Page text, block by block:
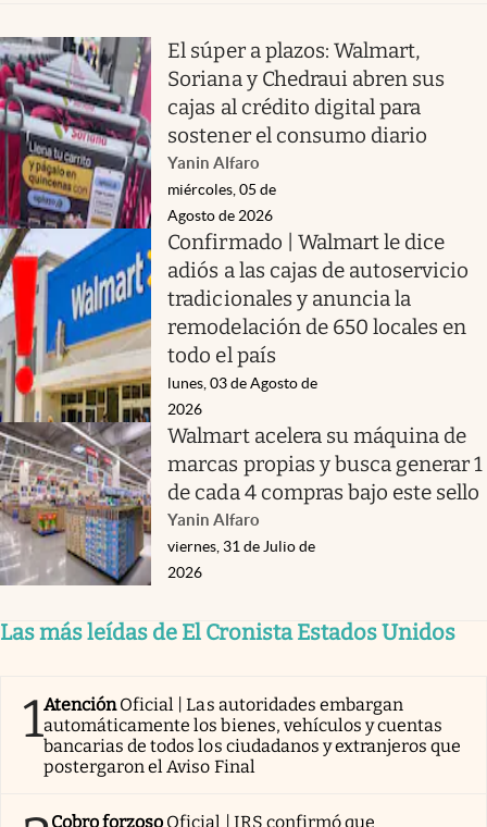
El súper a plazos: Walmart,
Soriana y Chedraui abren sus
cajas al crédito digital para
sostener el consumo diario
Yanin Alfaro
miércoles, 05 de
Agosto de 2026
Confirmado | Walmart le dice
adiós a las cajas de autoservicio
tradicionales y anuncia la
remodelación de 650 locales en
todo el país
lunes, 03 de Agosto de
2026
Walmart acelera su máquina de
marcas propias y busca generar 1
de cada 4 compras bajo este sello
Yanin Alfaro
viernes, 31 de Julio de
2026
Las más leídas de El Cronista Estados Unidos
1AtenciónOficial | Las autoridades embargan
automáticamente los bienes, vehículos y cuentas
bancarias de todos los ciudadanos y extranjeros que
postergaron el Aviso Final
Cobro forzoso Oficial | IRS confirmó que